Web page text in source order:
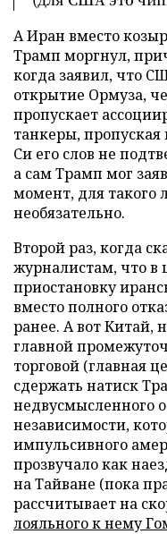
А Иран вместо
Трамп моргнул,
когда заявил, что
открытие Ормуза,
пропускает
танкеры,
Си его слов не
а сам Трамп мог
момент, для такого
необязательно.
Второй раз, когда
журналистам, что в
приостановку
вместо полного
ранее. А вот Китай,
главной
торговой (главная
сдержать натиск
недвусмысленного
независимости,
импульсивного
прозвучало как
на Тайване (пока
рассчитывает на
лояльного к нему